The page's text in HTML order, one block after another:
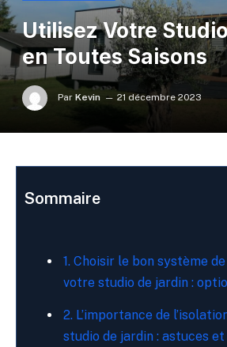
Utilisez Votre
en Toutes Saisons
Par Kevin 21 décembre 2023
Sommaire
1. Choisir le bon système
votre‍ studio de jardin :
2. L’importance de
studio de⁢ jardin : astuces‌